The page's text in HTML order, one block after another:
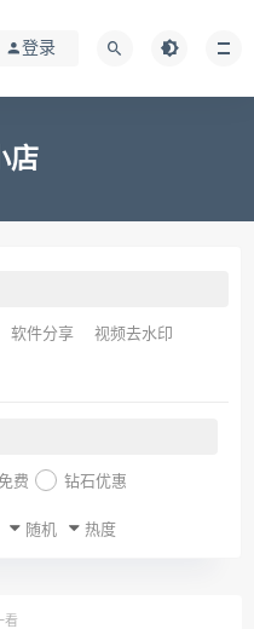
登录
店
软件分享 视频去水印
费 钻石优惠
随机 热度
看